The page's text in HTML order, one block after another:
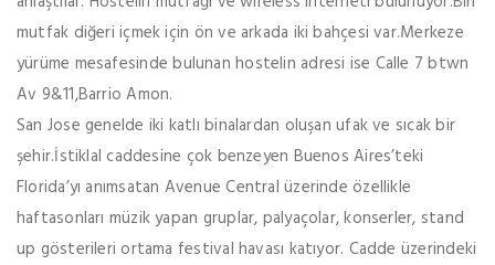
mutfak diğeri içmek için ön ve arkada iki bahçesi var.Merkeze
yürüme mesafesinde bulunan hostelin adresi ise Calle 7 btwn
Av 9&11,Barrio Amon.
San Jose genelde iki katlı binalardan oluşan ufak ve sıcak bir
şehir.İstiklal caddesine çok benzeyen Buenos Aires’teki
Florida’yı anımsatan Avenue Central üzerinde özellikle
haftasonları müzik yapan gruplar, palyaçolar, konserler, stand
up gösterileri ortama festival havası katıyor. Cadde üzerindeki